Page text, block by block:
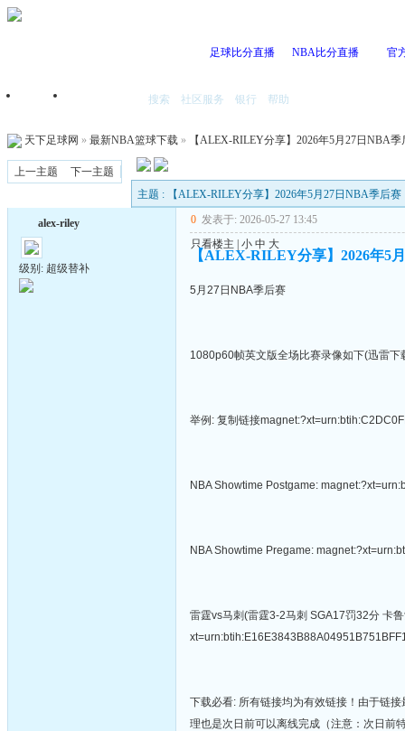
足球比分直播 NBA比分直播 官
首页 搜索 社区服务 银行 帮助
天下足球网 » 最新NBA篮球下载 » 【ALEX-RILEY分享】2026年5月27日NBA
上一主题
下一主题
主题 : 【ALEX-RILEY分享】2026年5月27日NBA季后赛
alex-riley
级别: 超级替补
0 发表于: 2026-05-27 13:45
只看楼主
小 中 大
【ALEX-RILEY分享】2026年5
5月27日NBA季后赛
1080p60帧英文版全场比赛录像如下(迅雷
举例: 复制链接
NBA Showtime Postgame:
NBA Showtime Pregame:
雷霆vs马刺(雷霆3-2马刺 SGA17罚32分 卡
下载必看: 所有链接均为有效链接！由于链
理也是次日前可以离线完成（注意：次日前